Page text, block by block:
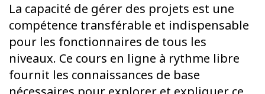
La capacité de gérer des projets est une
compétence transférable et indispensable
pour les fonctionnaires de tous les
niveaux. Ce cours en ligne à rythme libre
fournit les connaissances de base